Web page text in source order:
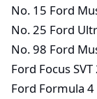
No. 15 Ford
No. 25 Ford
No. 98 Ford
Ford Focus
Ford Formula